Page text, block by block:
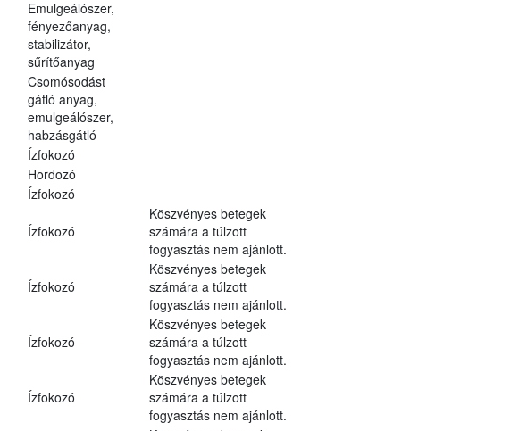
Emulgeálószer,
fényezőanyag,
stabilizátor,
sűrítőanyag
Csomósodást
gátló anyag,
emulgeálószer,
habzásgátló
Ízfokozó
Hordozó
Ízfokozó
Ízfokozó
Köszvényes betegek
számára a túlzott
fogyasztás nem ajánlott.
Ízfokozó
Köszvényes betegek
számára a túlzott
fogyasztás nem ajánlott.
Ízfokozó
Köszvényes betegek
számára a túlzott
fogyasztás nem ajánlott.
Ízfokozó
Köszvényes betegek
számára a túlzott
fogyasztás nem ajánlott.